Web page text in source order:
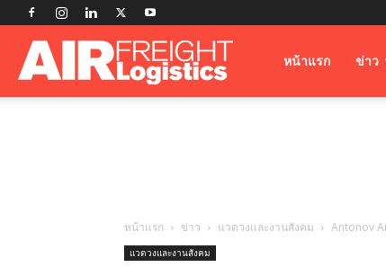
Airfreightหน้าแรก ข่าว
หน้าแรก ข่าว แวดวงและงานสังคม Antonov
แวดวงและงานสังคม